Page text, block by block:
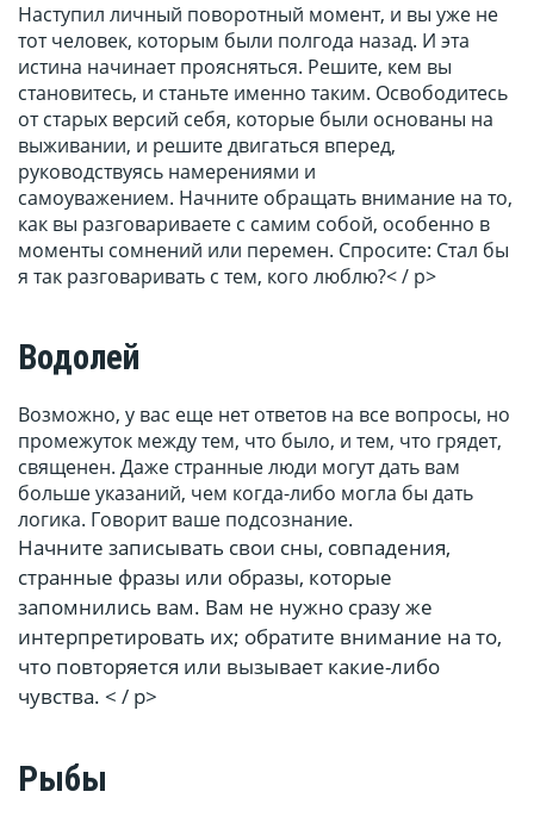
Наступил личный поворотный момент, и вы уже не
тот человек, которым были полгода назад. И эта
истина начинает проясняться. Решите, кем вы
становитесь, и станьте именно таким. Освободитесь
от старых версий себя, которые были основаны на
выживании, и решите двигаться вперед,
руководствуясь намерениями и
самоуважением. Начните обращать внимание на то,
как вы разговариваете с самим собой, особенно в
моменты сомнений или перемен. Спросите: Стал бы
я так разговаривать с тем, кого люблю?< / p>
Водолей
Возможно, у вас еще нет ответов на все вопросы, но
промежуток между тем, что было, и тем, что грядет,
священен. Даже странные люди могут дать вам
больше указаний, чем когда-либо могла бы дать
логика. Говорит ваше подсознание.
Начните записывать свои сны, совпадения,
странные фразы или образы, которые
запомнились вам. Вам не нужно сразу же
интерпретировать их; обратите внимание на то,
что повторяется или вызывает какие-либо
чувства. < / p>
Рыбы